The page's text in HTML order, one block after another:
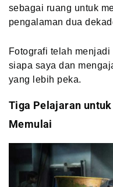
sebagai ruang untuk
pengalaman dua
Fotografi telah
siapa saya dan
yang lebih peka.
Tiga Pelajaran
Memulai